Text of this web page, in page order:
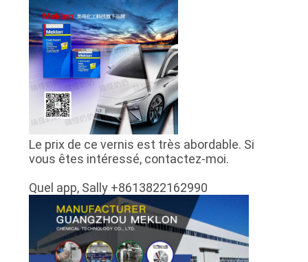
Le prix de ce vernis est très abordable. Si
vous êtes intéressé, contactez-moi.
Quel app, Sally +8613822162990